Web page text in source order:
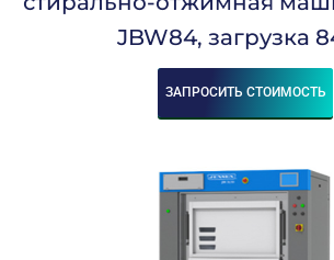
JBW84, загрузка
ЗАПРОСИТЬ СТОИМОСТЬ